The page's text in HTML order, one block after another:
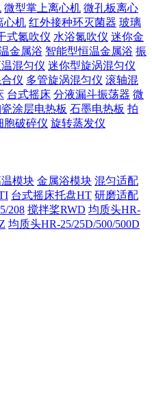
微型掌上离心机 微孔板离心
心机 红外接种环灭菌器 玻璃
式氮吹仪 水浴氮吹仪 迷你金
金属浴 智能型恒温金属浴 振
混匀仪 迷你型旋涡混匀仪
仪 多管旋涡混匀仪 滚轴混
台式摇床 分液漏斗振荡器 微
涂层电热板 石墨电热板 拍
胞破碎仪 旋转蒸发仪
模块 金属浴模块 混匀适配
台式摇床托盘HT 研磨适配
208 搅拌桨RWD 均质头HR-
均质头HR-25/25D/500/500D